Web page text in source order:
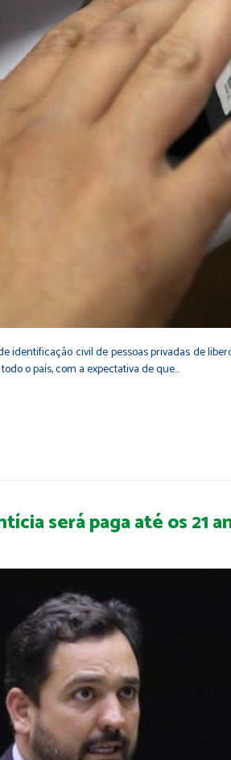
identificação civil de pessoas privadas de
o país, com a expectativa de que…
será paga até os 21